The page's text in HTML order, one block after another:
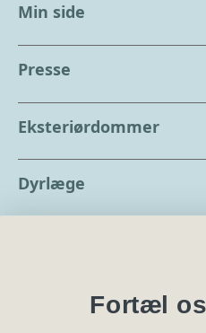
Min side
Presse
Eksteriørdommer
Dyrlæge
BlanketterFortæl